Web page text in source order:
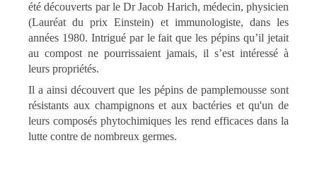
été découverts par le Dr Jacob Harich, médecin, physicien
(Lauréat du prix Einstein) et immunologiste, dans les
années 1980. Intrigué par le fait que les pépins qu’il jetait
au compost ne pourrissaient jamais, il s’est intéressé à
leurs propriétés.
Il a ainsi découvert que les pépins de pamplemousse sont
résistants aux champignons et aux bactéries et qu'un de
leurs composés phytochimiques les rend efficaces dans la
lutte contre de nombreux germes.